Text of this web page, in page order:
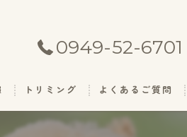
0949-52-6701
トリミング よくあるご質問